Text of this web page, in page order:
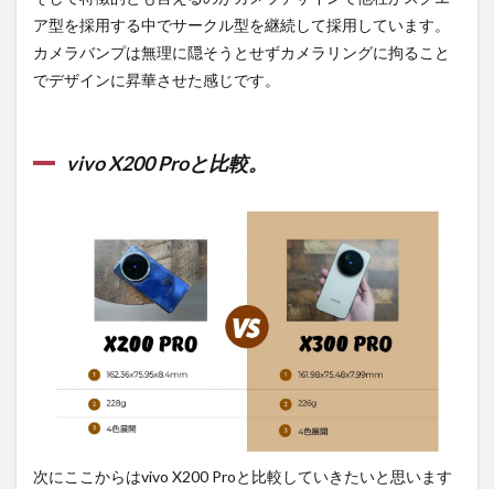
ア型を採用する中でサークル型を継続して採用しています。
カメラバンプは無理に隠そうとせずカメラリングに拘ること
でデザインに昇華させた感じです。
vivo X200 Proと比較。
次にここからはvivo X200 Proと比較していきたいと思います